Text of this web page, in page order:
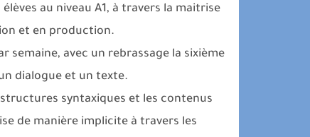
au niveau A1, à travers la maitrise
et en production.
avec un rebrassage la sixième
dialogue et un texte.
syntaxiques et les contenus
de manière implicite à travers les